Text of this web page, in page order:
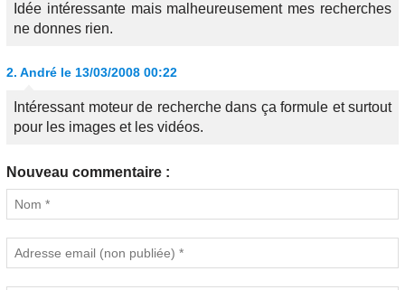
Idée intéressante mais malheureusement mes recherches
ne donnes rien.
2. André le 13/03/2008 00:22
Intéressant moteur de recherche dans ça formule et surtout
pour les images et les vidéos.
Nouveau commentaire :